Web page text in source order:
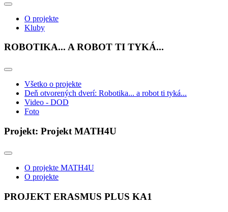
O projekte
Kluby
ROBOTIKA... A ROBOT TI TYKÁ...
Všetko o projekte
Deň otvorených dverí: Robotika... a robot ti tyká...
Video - DOD
Foto
Projekt: Projekt MATH4U
O projekte MATH4U
O projekte
PROJEKT ERASMUS PLUS KA1